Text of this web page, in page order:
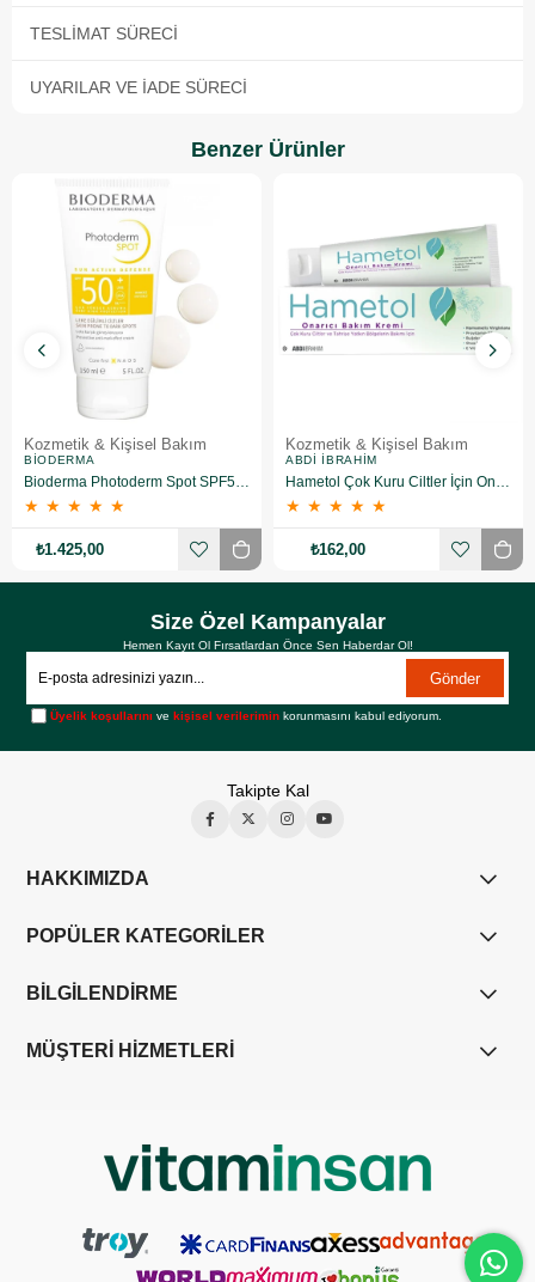
TESLIMAT SÜRECI
UYARILAR VE İADE SÜRECI
Benzer Ürünler
Kozmetik & Kişisel Bakım
BIODERMA
Bioderma Photoderm Spot SPF50+ 150 ml
★ ★ ★ ★ ★
₺1.425,00
Kozmetik & Kişisel Bakım
ABDI İBRAHIM
Hametol Çok Kuru Ciltler İçin Onarıcı Bakım Kremi 30 g
★ ★ ★ ★ ★
₺162,00
Size Özel Kampanyalar
Hemen Kayıt Ol Fırsatlardan Önce Sen Haberdar Ol!
Gönder
Üyelik koşullarını vekişisel verilerimin korunmasını kabul ediyorum.
Takipte Kal
HAKKIMIZDA
POPÜLER KATEGORİLER
BİLGİLENDİRME
MÜŞTERİ HİZMETLERİ